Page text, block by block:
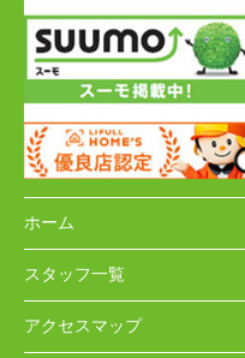
ホーム
スタッフ一覧
アクセスマップ